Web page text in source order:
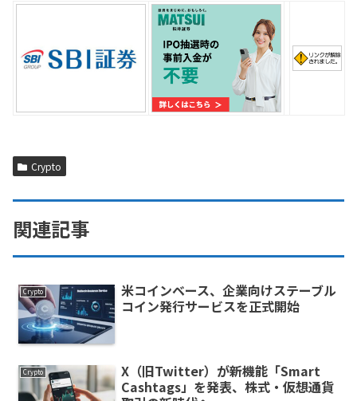
Crypto
関連記事
Crypto
米コインベース、企業向けステーブル
コイン発行サービスを正式開始
Crypto
X（旧Twitter）が新機能「Smart
Cashtags」を発表、株式・仮想通貨